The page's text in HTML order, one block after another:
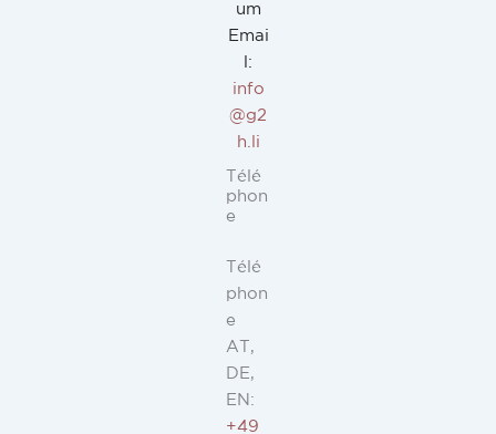
um
Emai
l:
info
@g2
h.li
Télé
phon
e
Télé
phon
e
AT,
DE,
EN:
+49